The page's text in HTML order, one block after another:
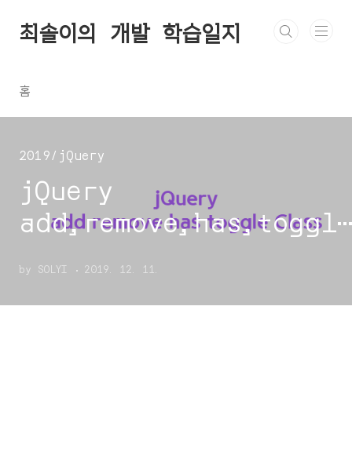
최솔이의 개발 학습일지
홈
2019/jQuery
jQuery
add,remove,has,toggle
by SOLYI 2019. 12. 11.